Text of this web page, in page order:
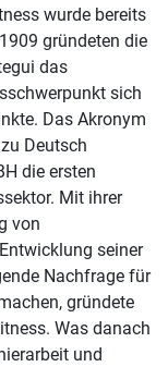
wurde bereits
gründeten die
das
sich
Das Akronym
Deutsch
die ersten
Mit ihrer
von
seiner
Nachfrage für
gründete
Was danach
und